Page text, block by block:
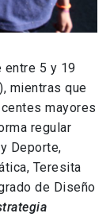
entre 5 y 19
mientras que
mayores
regular
Deporte,
Teresita
de Diseño